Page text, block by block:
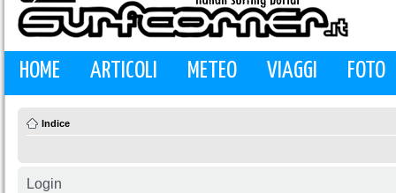
HOME ARTICOLI METEO VIAGGI FOTO
Indice
Login